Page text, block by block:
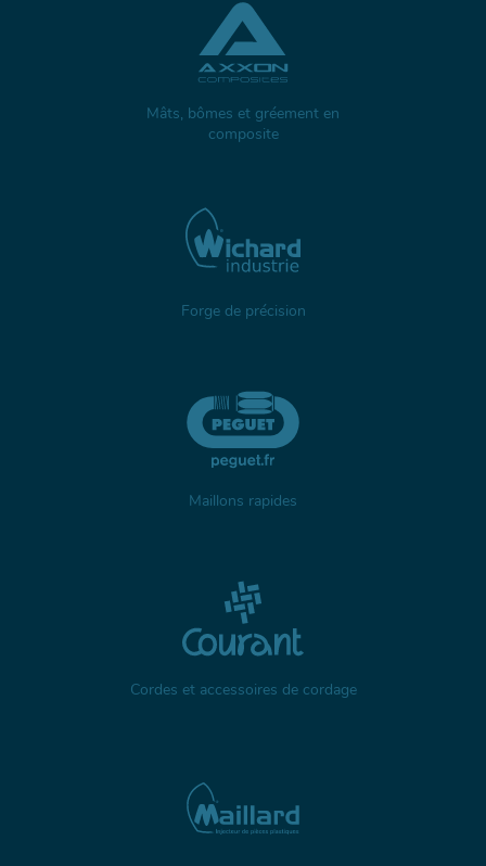
Mâts, bômes et gréement en
composite
Forge de précision
Maillons rapides
Cordes et accessoires de cordage